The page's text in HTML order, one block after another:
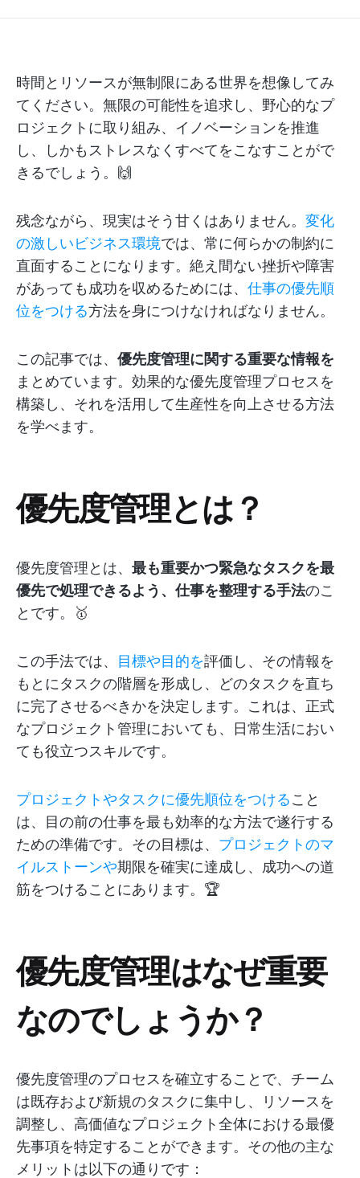
時間とリソースが無制限にある世界を想像してみ
てください。無限の可能性を追求し、野心的なプ
ロジェクトに取り組み、イノベーションを推進
し、しかもストレスなくすべてをこなすことがで
きるでしょう。🙌
残念ながら、現実はそう甘くはありません。 変化
の激しいビジネス環境では、常に何らかの制約に
直面することになります。絶え間ない挫折や障害
があっても成功を収めるためには、 仕事の優先順
位をつける方法を身につけなければなりません。
この記事では、 優先度管理に関する重要な情報を
まとめています。効果的な優先度管理プロセスを
構築し、それを活用して生産性を向上させる方法
を学べます。
優先度管理とは？
優先度管理とは、 最も重要かつ緊急なタスクを最
優先で処理できるよう、仕事を整理する手法のこ
とです。🥇
この手法では、 目標や目的を評価し、その情報を
もとにタスクの階層を形成し、どのタスクを直ち
に完了させるべきかを決定します。これは、正式
なプロジェクト管理においても、日常生活におい
ても役立つスキルです。
プロジェクトやタスクに優先順位をつけること
は、目の前の仕事を最も効率的な方法で遂行する
ための準備です。その目標は、 プロジェクトのマ
イルストーンや期限を確実に達成し、成功への道
筋をつけることにあります。🏆
優先度管理はなぜ重要
なのでしょうか？
優先度管理のプロセスを確立することで、チーム
は既存および新規のタスクに集中し、リソースを
調整し、高価値なプロジェクト全体における最優
先事項を特定することができます。その他の主な
メリットは以下の通りです：